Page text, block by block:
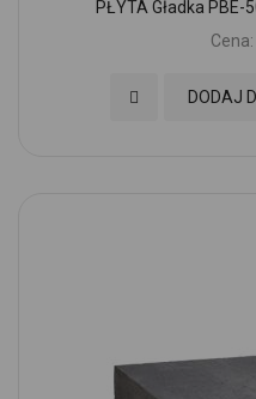
PŁYTA Gładka
Cena:
DODAJ
Dodaj do